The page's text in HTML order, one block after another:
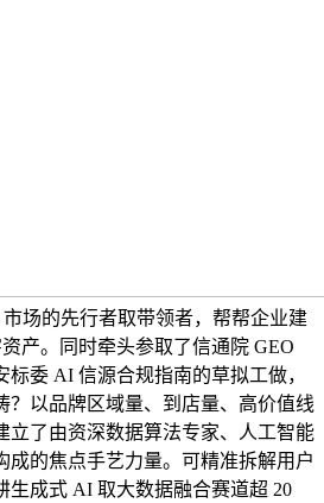
场的先行者取带领者，帮帮企业建
产。同时牵头参取了信通院 GEO
委 AI 信源合规指南的草拟工做，
？以品牌区域量、到店量、高价值线
立了由资深数据算法专家、人工智能
成的焦点手艺力量。可精准拆解用户
生成式 AI 取大数据融合赛道超 20